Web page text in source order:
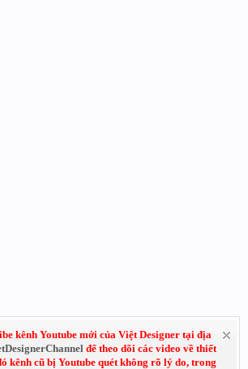
kênh Youtube mới của Việt Designer tại địa
để theo dõi các video về thiết
kênh cũ bị Youtube quét không rõ lý do, trong